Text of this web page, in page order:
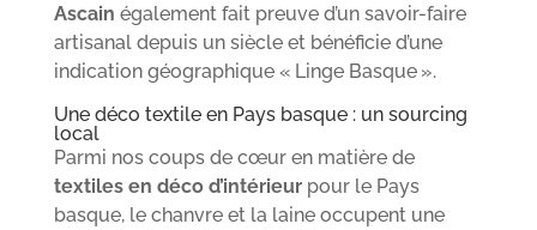
Ascain également fait preuve d’un savoir-faire
artisanal depuis un siècle et bénéficie d’une
indication géographique « Linge Basque ».
Une déco textile en Pays basque : un sourcing
local
Parmi nos coups de cœur en matière de
textiles en déco d’intérieurpour le Pays
basque, le chanvre et la laine occupent une